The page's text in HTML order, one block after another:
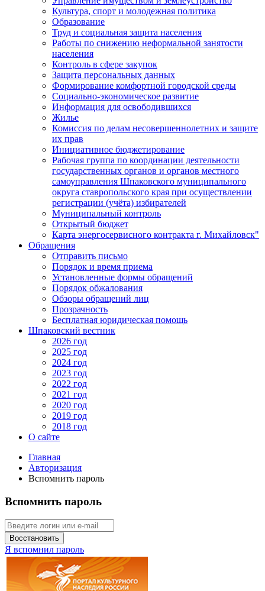
Культура, спорт и молодежная политика
Образование
Труд и социальная защита населения
Работы по снижению неформальной занятости
населения
Контроль в сфере закупок
Защита персональных данных
Формирование комфортной городской среды
Социально-экономическое развитие
Информация для освободившихся
Жилье
Комиссия по делам несовершеннолетних и защите
их прав
Инициативное бюджетирование
Рабочая группа по координации деятельности
государственных органов и органов местного
самоуправления Шпаковского муниципального
округа ставропольского края при осуществлении
регистрации (учёта) избирателей
Муниципальный контроль
Открытый бюджет
Карта энергосервисного контракта г. Михайловск"
Обращения
Отправить письмо
Порядок и время приема
Установленные формы обращений
Порядок обжалования
Обзоры обращений лиц
Прозрачность
Бесплатная юридическая помощь
Шпаковский вестник
2026 год
2025 год
2024 год
2023 год
2022 год
2021 год
2020 год
2019 год
2018 год
О сайте
Главная
Авторизация
Вспомнить пароль
Вспомнить пароль
Восстановить
Я вспомнил пароль